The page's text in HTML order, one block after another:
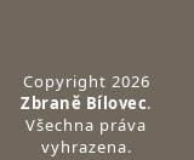
Copyright 2026
Zbraně Bílovec.
Všechna práva
vyhrazena.